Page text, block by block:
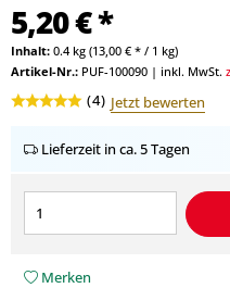
5,20 € *
Inhalt: 0.4 kg (13,00 € * / 1 kg)
Artikel-Nr.: PUF-100090 | inkl. MwSt.
(4) Jetzt bewerten
Lieferzeit in ca. 5 Tagen
Merken